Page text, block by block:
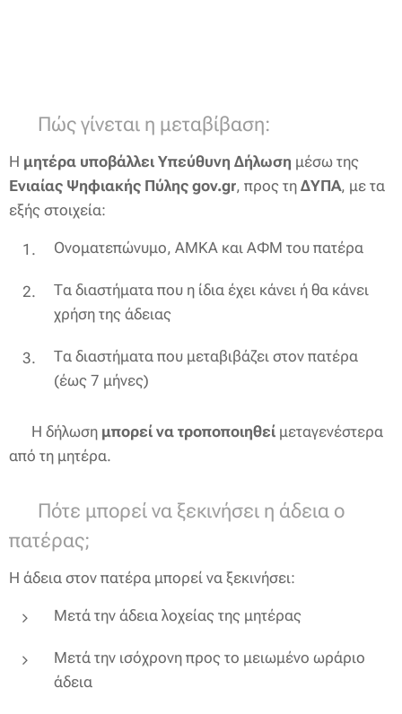
📝 Πώς γίνεται η μεταβίβαση:
Η μητέρα υποβάλλει Υπεύθυνη Δήλωση μέσω της
Ενιαίας Ψηφιακής Πύλης gov.gr, προς τη ΔΥΠΑ, με τα
εξής στοιχεία:
Ονοματεπώνυμο, ΑΜΚΑ και ΑΦΜ του πατέρα
Τα διαστήματα που η ίδια έχει κάνει ή θα κάνει
χρήση της άδειας
Τα διαστήματα που μεταβιβάζει στον πατέρα
(έως 7 μήνες)
👉 Η δήλωση μπορεί να τροποποιηθεί μεταγενέστερα
από τη μητέρα.
📅 Πότε μπορεί να ξεκινήσει η άδεια ο
πατέρας;
Η άδεια στον πατέρα μπορεί να ξεκινήσει:
Μετά την άδεια λοχείας της μητέρας
Μετά την ισόχρονη προς το μειωμένο ωράριο
άδεια